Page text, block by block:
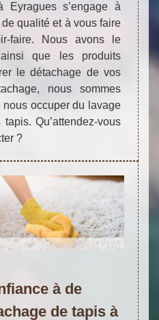
Eyragues s’engage à
qualité et à vous faire
faire. Nous avons le
que les produits
le détachage de vos
nous sommes
occuper du lavage
Qu’attendez-vous
?
à de
de tapis à